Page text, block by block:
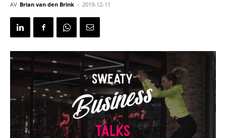
AV Brian van den Brink - 2019-12-11